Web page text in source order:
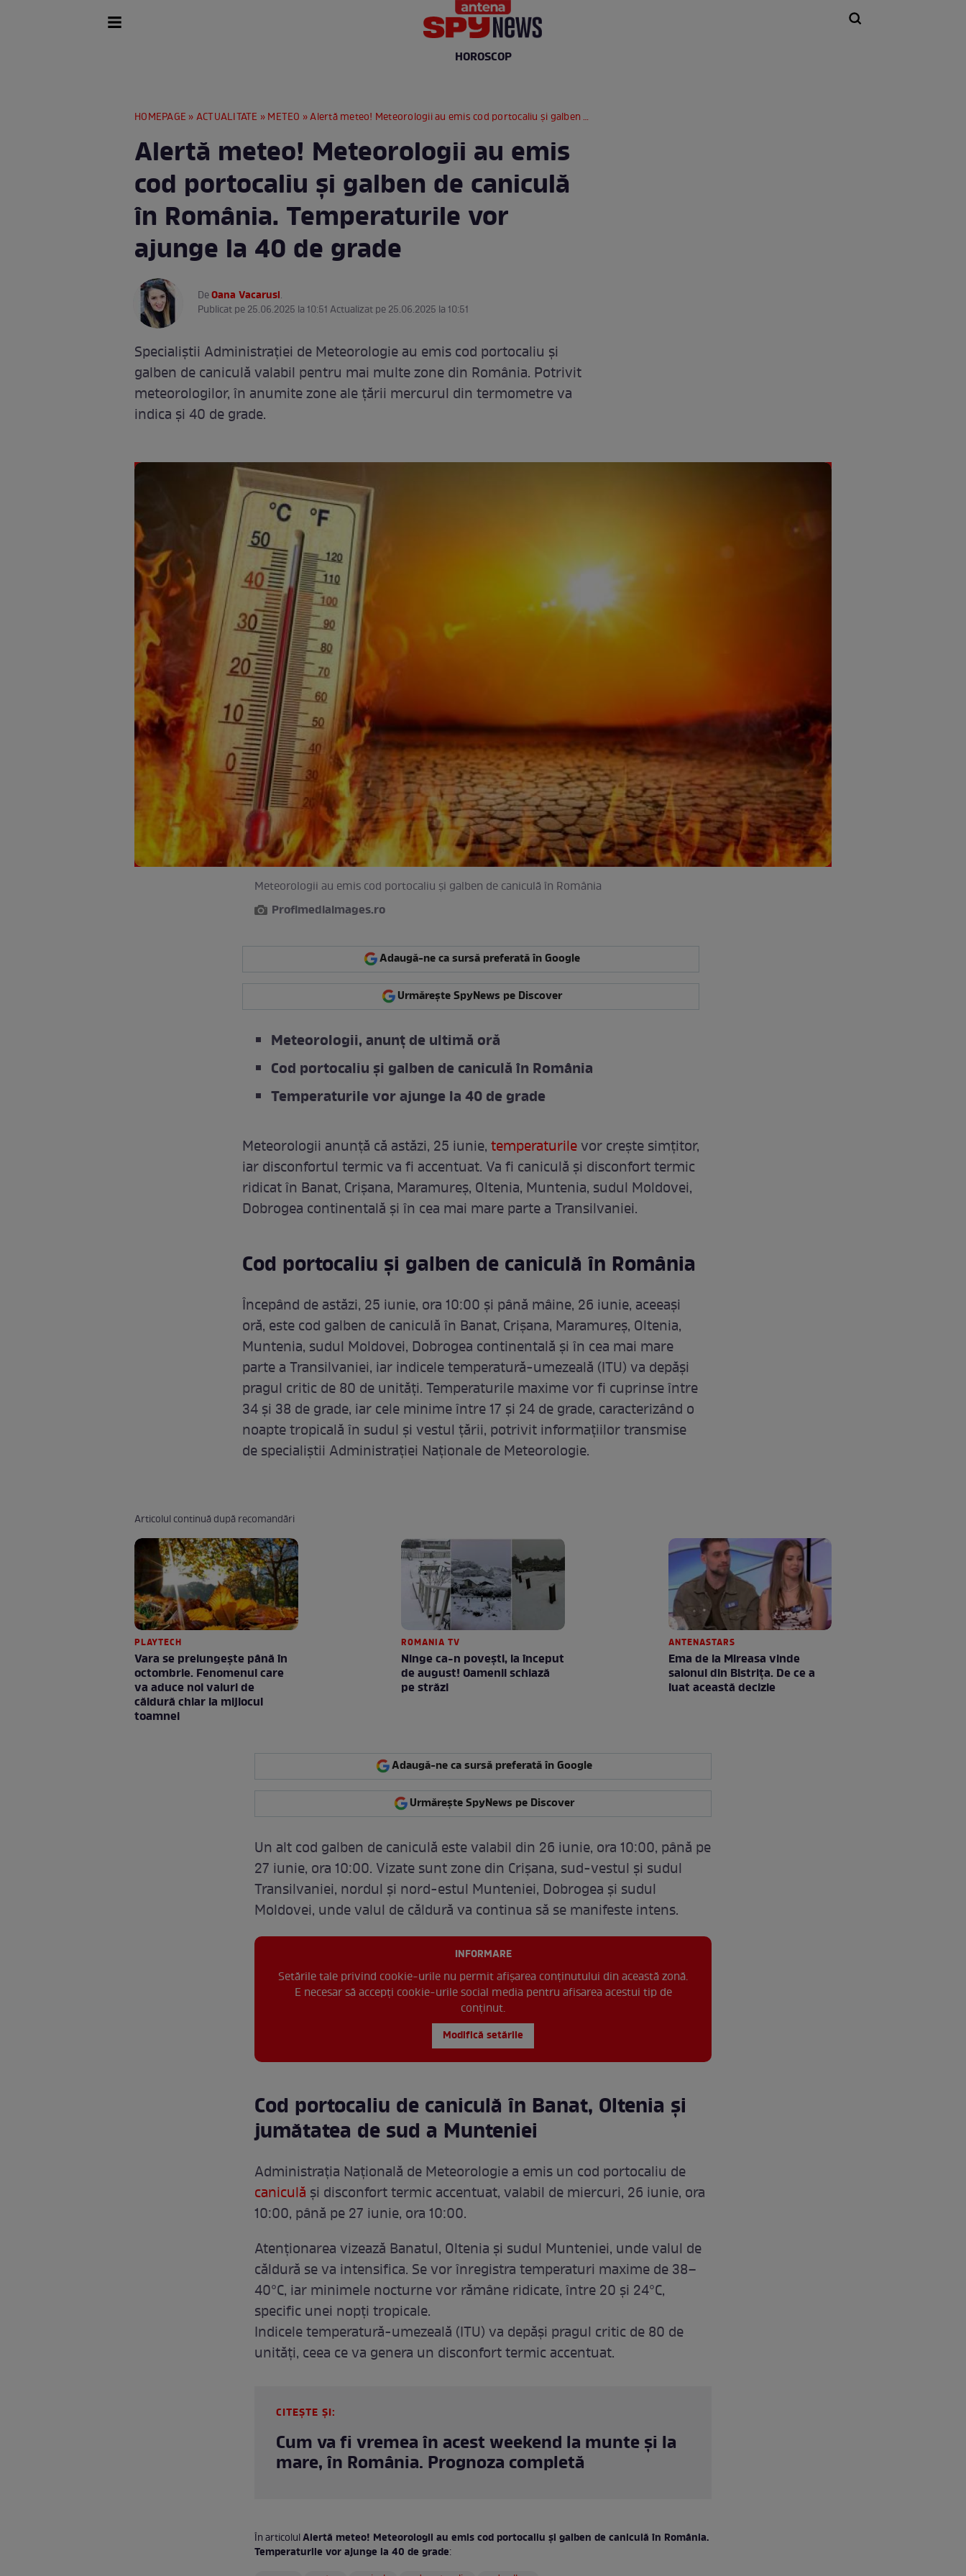
HOROSCOP
HOMEPAGE »ACTUALITATE »METEO » Alertă meteo! Meteorologii au emis cod portocaliu și galben de caniculă în România. Temperaturile vor ajunge la 40 de grade
Alertă meteo! Meteorologii au emis
cod portocaliu și galben de caniculă
în România. Temperaturile vor
ajunge la 40 de grade
DeOana Vacarusi.
Publicat pe 25.06.2025 la 10:51 Actualizat pe 25.06.2025 la 10:51
Specialiștii Administrației de Meteorologie au emis cod portocaliu și
galben de caniculă valabil pentru mai multe zone din România. Potrivit
meteorologilor, în anumite zone ale țării mercurul din termometre va
indica și 40 de grade.
Meteorologii au emis cod portocaliu și galben de caniculă în România
Profimediaimages.ro
Adaugă-ne ca sursă preferată în Google
Urmărește SpyNews pe Discover
Meteorologii, anunț de ultimă oră
Cod portocaliu și galben de caniculă în România
Temperaturile vor ajunge la 40 de grade
Meteorologii anunță că astăzi, 25 iunie,temperaturilevor crește simțitor,
iar disconfortul termic va fi accentuat. Va fi caniculă și disconfort termic
ridicat în Banat, Crișana, Maramureș, Oltenia, Muntenia, sudul Moldovei,
Dobrogea continentală și în cea mai mare parte a Transilvaniei.
Cod portocaliu și galben de caniculă în România
Începând de astăzi, 25 iunie, ora 10:00 și până mâine, 26 iunie, aceeași
oră, este cod galben de caniculă în Banat, Crișana, Maramureș, Oltenia,
Muntenia, sudul Moldovei, Dobrogea continentală și în cea mai mare
parte a Transilvaniei, iar indicele temperatură-umezeală (ITU) va depăși
pragul critic de 80 de unități. Temperaturile maxime vor fi cuprinse între
34 și 38 de grade, iar cele minime între 17 și 24 de grade, caracterizând o
noapte tropicală în sudul și vestul țării, potrivit informațiilor transmise
de specialiștii Administrației Naționale de Meteorologie.
Articolul continuă după recomandări
PLAYTECH
Vara se prelungeşte până în
octombrie. Fenomenul care
va aduce noi valuri de
căldură chiar la mijlocul
toamnei
ROMANIA TV
Ninge ca-n povești, la început
de august! Oamenii schiază
pe străzi
ANTENASTARS
Ema de la Mireasa vinde
salonul din Bistrița. De ce a
luat această decizie
Adaugă-ne ca sursă preferată în Google
Urmărește SpyNews pe Discover
Un alt cod galben de caniculă este valabil din 26 iunie, ora 10:00, până pe
27 iunie, ora 10:00. Vizate sunt zone din Crișana, sud-vestul și sudul
Transilvaniei, nordul și nord-estul Munteniei, Dobrogea și sudul
Moldovei, unde valul de căldură va continua să se manifeste intens.
INFORMARE
Setările tale privind cookie-urile nu permit afișarea conținutului din această zonă.
E necesar să accepți cookie-urile social media pentru afisarea acestui tip de
conținut.
Modifică setările
Cod portocaliu de caniculă în Banat, Oltenia și
jumătatea de sud a Munteniei
Administrația Națională de Meteorologie a emis un cod portocaliu de
caniculă și disconfort termic accentuat, valabil de miercuri, 26 iunie, ora
10:00, până pe 27 iunie, ora 10:00.
Atenționarea vizează Banatul, Oltenia și sudul Munteniei, unde valul de
căldură se va intensifica. Se vor înregistra temperaturi maxime de 38–
40°C, iar minimele nocturne vor rămâne ridicate, între 20 și 24°C,
specific unei nopți tropicale.
Indicele temperatură-umezeală (ITU) va depăși pragul critic de 80 de
unități, ceea ce va genera un disconfort termic accentuat.
CITEȘTE ȘI:
Cum va fi vremea în acest weekend la munte și la
mare, în România. Prognoza completă
În articolulAlertă meteo! Meteorologii au emis cod portocaliu și galben de caniculă în România.
Temperaturile vor ajunge la 40 de grade: